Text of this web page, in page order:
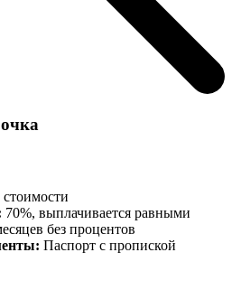
стоимости
70%, выплачивается равными
без процентов
Паспорт с пропиской